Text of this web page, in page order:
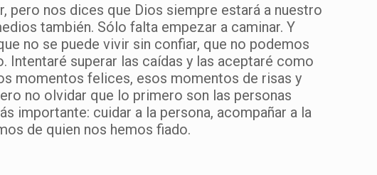
pero nos dices que Dios siempre estará a nuestro
también. Sólo falta empezar a caminar. Y
no se puede vivir sin confiar, que no podemos
Intentaré superar las caídas y las aceptaré como
momentos felices, esos momentos de risas y
no olvidar que lo primero son las personas
importante: cuidar a la persona, acompañar a la
de quien nos hemos fiado.